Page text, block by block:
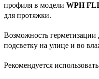
профиля в модели WPH
для протяжки.
Возможность герметизации
подсветку на улице и во
Рекомендуется